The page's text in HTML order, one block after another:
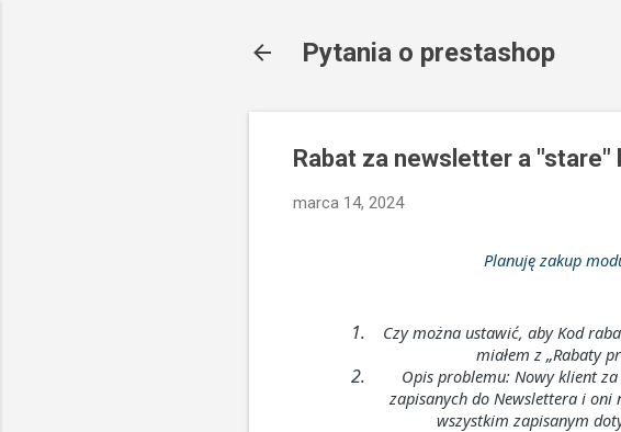
Pytania o prestashop
Rabat za newsletter a
marca 14, 2024
Planuję zakup
Czy można ustawić, aby Kod
miałem z „Rabaty
Opis problemu: Nowy klient
zapisanych do Newslettera i oni
wszystkim zapisanym